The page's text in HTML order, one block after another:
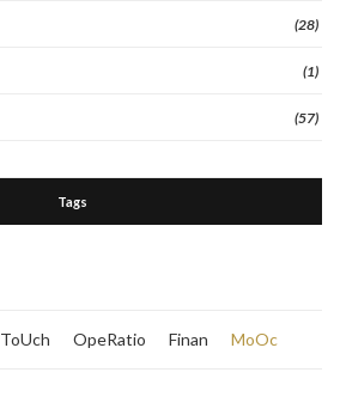
(28)
(1)
(57)
Tags
ToUch OpeRatio Finan MoOc